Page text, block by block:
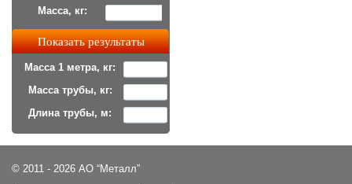
Масса, кг:
Масса 1 метра, кг:
Масса трубы, кг:
Длина трубы, м:
© 2011 - 2026 АО “Металл”